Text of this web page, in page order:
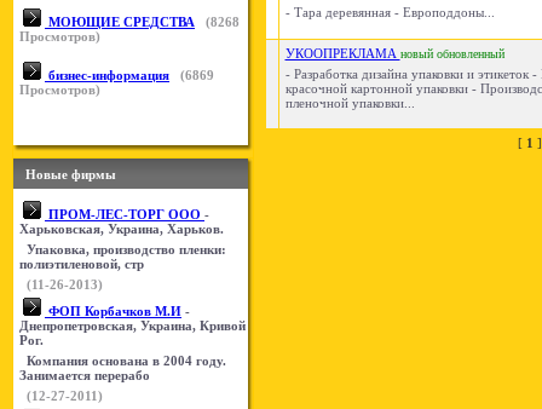
МОЮЩИЕ СРЕДСТВА (8268
Просмотров)
бизнес-информация (6869
Просмотров)
Новые фирмы
ПРОМ-ЛЕС-ТОРГ ООО -
Харьковская, Украина, Харьков.
Упаковка, производство пленки:
полиэтиленовой, стр
(11-26-2013)
ФОП Корбачков М.И -
Днепропетровская, Украина, Кривой
Рог.
Компания основана в 2004 году.
Занимается перерабо
(12-27-2011)
- Тара деревянная - Европоддоны...
УКООПРЕКЛАМА новый обновленный
- Разработка дизайна упаковки и этикеток
красочной картонной упаковки -
пленочной упаковки...
[ 1